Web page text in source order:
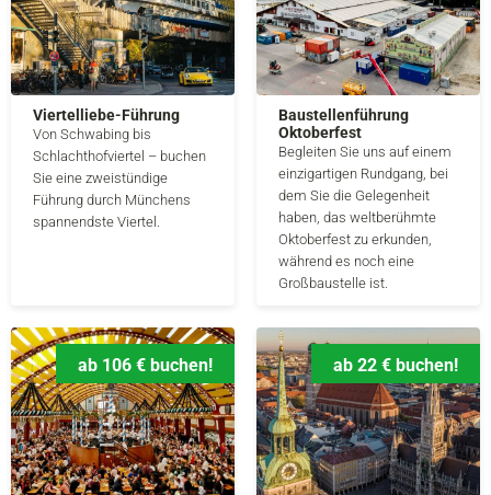
Viertelliebe-Führung
Von Schwabing bis
Schlachthofviertel – buchen
Sie eine zweistündige
Führung durch Münchens
spannendste Viertel.
Baustellenführung
Oktoberfest
Begleiten Sie uns auf einem
einzigartigen Rundgang, bei
dem Sie die Gelegenheit
haben, das weltberühmte
Oktoberfest zu erkunden,
während es noch eine
Großbaustelle ist.
ab 106 € buchen! ab 22 € buchen!